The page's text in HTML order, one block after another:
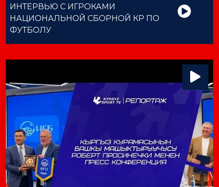
ИНТЕРВЬЮ С ИГРОКАМИ
НАЦИОНАЛЬНОЙ СБОРНОЙ КР ПО
ФУТБОЛУ